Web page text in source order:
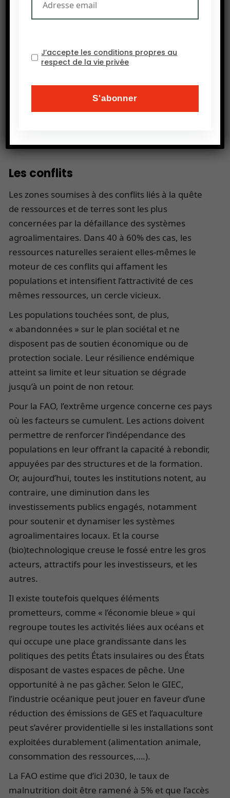
économique et politique.
internationaux sont aussi perçues comme une
menace, elles offrent à certains des informations
petits acteurs du système agroalimentaire. La
FAO engage les États à encadrer les dispositifs de
Les conflits
Les zones soumises à des conflits liés à la quête
de ressources et de terres sont les plus
concernées par la défaillance des systèmes
agroalimentaires. Dans 40 à 60% des cas, les
ressources naturelles seraient elles-mêmes le
moteur de ces conflits qui affament les
populations et intensifient l’attractivité de ces
mêmes ressources, un cercle vicieux.
Les populations touchées sont, de plus,
« abandonnées » sur le plan sociétal et ne
disposent pas de soutien économique ou de
protection sociale. Leur résilience endémique
atteint sa limite et leur situation se dégrade
jusqu’à un point de non retour.
Pour la FAO, l’extrême urgence concerne ces pays
où les facteurs se cumulent. Les actions doivent
permettre de renforcer l’indépendance des
populations en leur offrant la capacité à rebondir,
appuyées par des structures et de la formation.
Or, aujourd’hui, toutes les institutions notent, au
contraire, une diminution dans les
investissements publics engagés, notamment
pour soutenir et dynamiser les systèmes
agroalimentaires locaux. Et la course
(bio)technologique creuse le fossé entre les gros
acteurs, attractifs pour les investisseurs, et les
autres.
Il existe toutefois quelques éléments
prometteurs, comme « l’économie bleue » qui
regroupe toutes les activités liées aux océans et
qui occupe une place grandissante dans les
politiques des petits États insulaires ou des États
disposant de vastes espaces de pêche. Une
opportunité à ne pas gâcher. Selon le GIEC,
l’industrie océanique peut jouer en faveur d’une
réduction des émissions de GES et l’aquaculture
peut s’avérer providentielle si les installations sont
exploitées durablement (alimentation animale,
consommation des ressources,….).
La FAO estime que d’ici 2030, le taux de
malnutrition doit être ramené à 5% et que l’accès
J’accepte les conditions propres au
respect de la vie privée